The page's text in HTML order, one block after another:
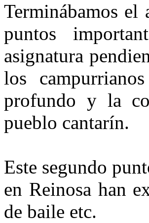
Terminábamos el
puntos
asignatura
los
profundo y la
pueblo cantarín.
Este segundo
en Reinosa han
de baile etc.